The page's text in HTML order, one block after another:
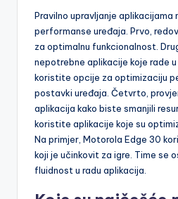
Pravilno upravljanje aplikacijama
performanse uređaja. Prvo,
za optimalnu funkcionalnost.
nepotrebne aplikacije koje rade u
koristite opcije za optimizaciju
postavki uređaja. Četvrto,
aplikacija kako biste smanjili
koristite aplikacije koje su
Na primjer, Motorola Edge 30
koji je učinkovit za igre. Time se
fluidnost u radu aplikacija.